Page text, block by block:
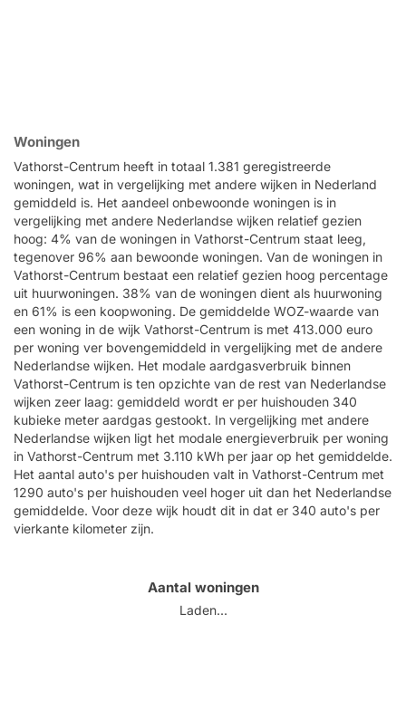
Woningen
Vathorst-Centrum heeft in totaal 1.381 geregistreerde
woningen, wat in vergelijking met andere wijken in Nederland
gemiddeld is. Het aandeel onbewoonde woningen is in
vergelijking met andere Nederlandse wijken relatief gezien
hoog: 4% van de woningen in Vathorst-Centrum staat leeg,
tegenover 96% aan bewoonde woningen. Van de woningen in
Vathorst-Centrum bestaat een relatief gezien hoog percentage
uit huurwoningen. 38% van de woningen dient als huurwoning
en 61% is een koopwoning. De gemiddelde WOZ-waarde van
een woning in de wijk Vathorst-Centrum is met 413.000 euro
per woning ver bovengemiddeld in vergelijking met de andere
Nederlandse wijken. Het modale aardgasverbruik binnen
Vathorst-Centrum is ten opzichte van de rest van Nederlandse
wijken zeer laag: gemiddeld wordt er per huishouden 340
kubieke meter aardgas gestookt. In vergelijking met andere
Nederlandse wijken ligt het modale energieverbruik per woning
in Vathorst-Centrum met 3.110 kWh per jaar op het gemiddelde.
Het aantal auto's per huishouden valt in Vathorst-Centrum met
1290 auto's per huishouden veel hoger uit dan het Nederlandse
gemiddelde. Voor deze wijk houdt dit in dat er 340 auto's per
vierkante kilometer zijn.
Aantal woningen
Laden...